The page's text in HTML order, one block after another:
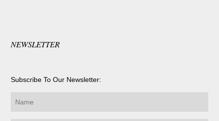
NEWSLETTER
Subscribe To Our Newsletter: